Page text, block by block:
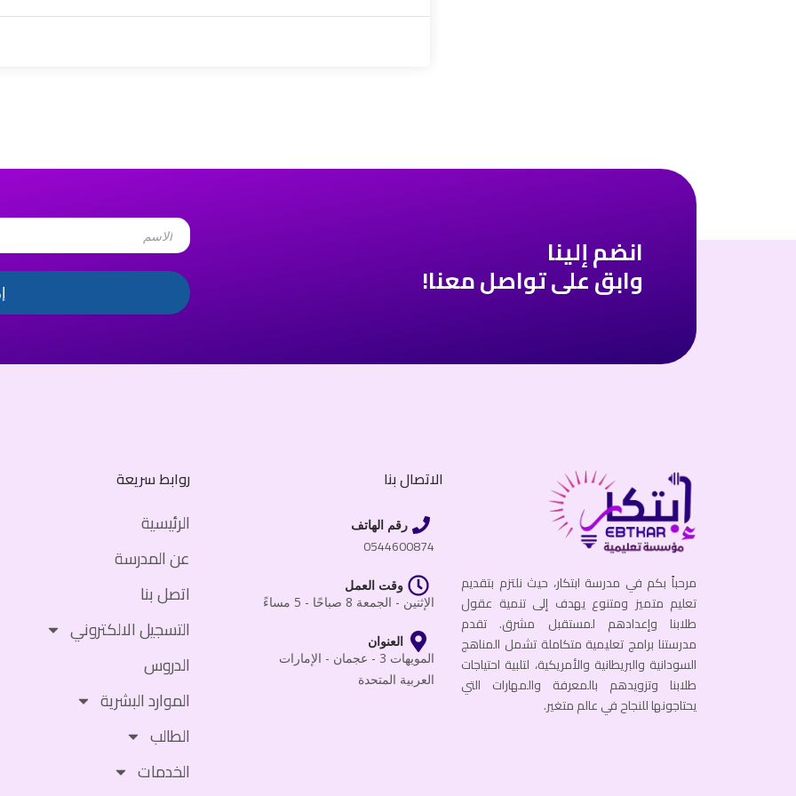
انضم إلينا
وابق على تواصل معنا!
Name
مرحباً بكم في مدرسة ابتكار، حيث نلتزم بتقديم
تعليم متميز ومتنوع يهدف إلى تنمية عقول
طلابنا وإعدادهم لمستقبل مشرق. تقدم
مدرستنا برامج تعليمية متكاملة تشمل المناهج
السودانية والبريطانية والأمريكية، لتلبية احتياجات
طلابنا وتزويدهم بالمعرفة والمهارات التي
يحتاجونها للنجاح في عالم متغير.
الاتصال بنا
رقم الهاتف
0544600874
وقت العمل
الإثنين - الجمعة 8 صباحًا - 5 مساءً
العنوان
المويهات 3 - عجمان - الإمارات
العربية المتحدة
روابط سريعة
الرئيسية
عن المدرسة
اتصل بنا
التسجيل الالكتروني
الدروس
الموارد البشرية
الطالب
الخدمات